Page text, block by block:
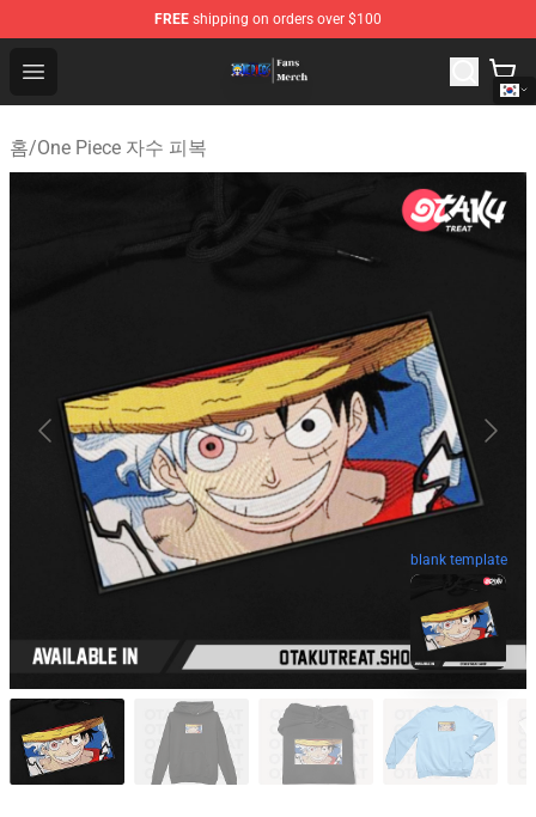
FREE shipping on orders over $100
Open menu
One Piece Store - Official One Piece Merchandise Shop
홈/One Piece 자수 피복
blank template